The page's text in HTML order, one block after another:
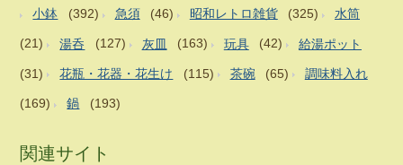
小鉢 (392) 急須 (46) 昭和レトロ雑貨 (325) 水筒
(21) 湯呑 (127) 灰皿 (163) 玩具 (42) 給湯ポット
(31) 花瓶・花器・花生け (115) 茶碗 (65) 調味料入れ
(169) 鍋 (193)
関連サイト